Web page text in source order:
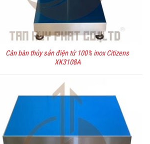
Cân bàn thủy sản điện tử 100% inox Citizens
XK3108A